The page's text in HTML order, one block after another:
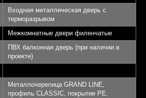
Входная металлическая дверь с
терморазрывом
Межкомнатные двери филенчатые
ПВХ балконная дверь (при наличии в
проекте)
Металлочерепица GRAND LINE,
профиль CLASSIC, покрытие PE,